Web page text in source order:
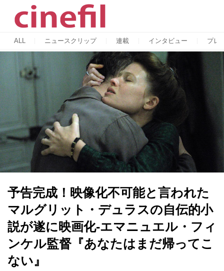
ALL ニュースクリップ 連載 インタビュー プレ
予告完成！映像化不可能と言われた
マルグリット・デュラスの自伝的小
説が遂に映画化-エマニュエル・フィ
ンケル監督『あなたはまだ帰ってこ
ない』